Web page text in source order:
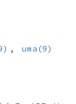
, uma(9)